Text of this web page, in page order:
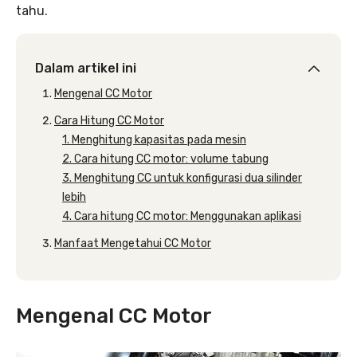
tahu.
Dalam artikel ini
Mengenal CC Motor
Cara Hitung CC Motor
1. Menghitung kapasitas pada mesin
2. Cara hitung CC motor: volume tabung
3. Menghitung CC untuk konfigurasi dua silinder
lebih
4. Cara hitung CC motor: Menggunakan aplikasi
Manfaat Mengetahui CC Motor
Mengenal CC Motor